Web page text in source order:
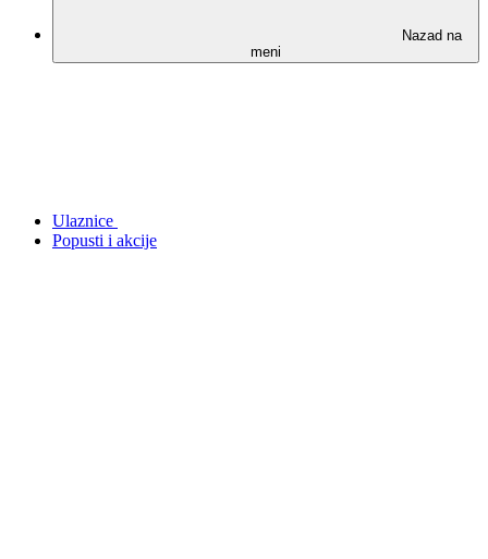
Nazad na
meni
Ulaznice
Popusti i akcije